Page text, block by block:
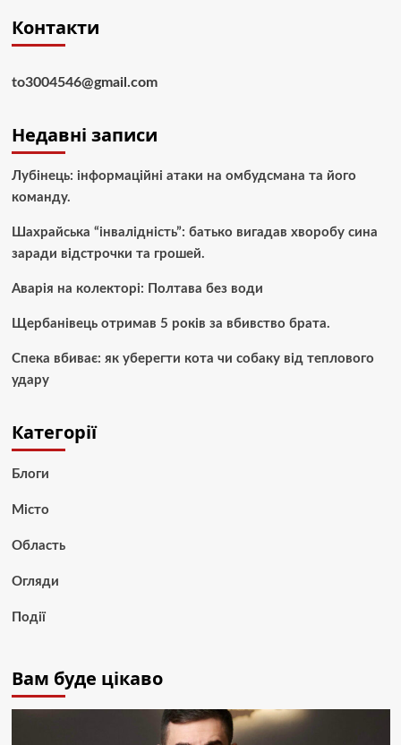
Контакти
to3004546@gmail.com
Недавні записи
Лубінець: інформаційні атаки на омбудсмана та його
команду.
Шахрайська “інвалідність”: батько вигадав хворобу сина
заради відстрочки та грошей.
Аварія на колекторі: Полтава без води
Щербанівець отримав 5 років за вбивство брата.
Спека вбиває: як уберегти кота чи собаку від теплового
удару
Категорії
Блоги
Місто
Область
Огляди
Події
Вам буде цікаво